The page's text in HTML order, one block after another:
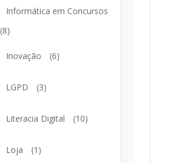
Informática em Concursos
(8)
Inovação (6)
LGPD (3)
Literacia Digital (10)
Loja (1)